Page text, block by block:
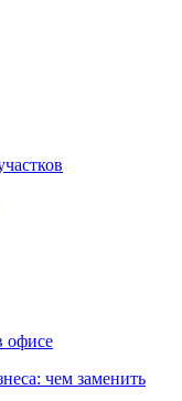
офисе
чем заменить